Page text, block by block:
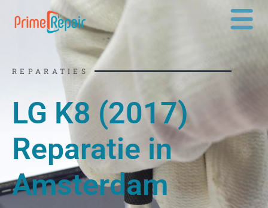
naar
REPARATIES
LG K8 (2017)
Reparatie in
Amsterdam